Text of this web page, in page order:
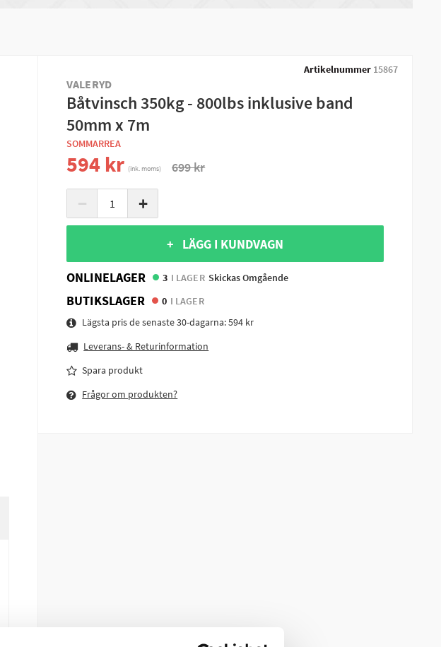
Artikelnummer 15867
VALERYD
Båtvinsch 350kg - 800lbs inklusive band
50mm x 7m
SOMMARREA
594 kr (ink. moms) 699 kr
− +
+ LÄGG I KUNDVAGN
ONLINELAGER 3 I LAGER Skickas Omgående
BUTIKSLAGER 0 I LAGER
Lägsta pris de senaste 30-dagarna:594 kr
Leverans- & Returinformation
Spara produkt
Frågor om produkten?